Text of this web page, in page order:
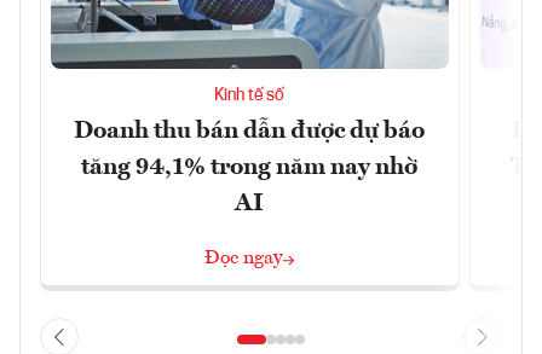
Kinh tế số
Doanh thu bán dẫn được dự báo
tăng 94,1% trong năm nay nhờ
AI
Đọc ngay